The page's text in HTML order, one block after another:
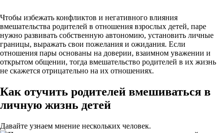
Чтобы избежать конфликтов и негативного влияния
вмешательства родителей в отношения взрослых детей, паре
нужно развивать собственную автономию, установить личные
границы, выражать свои пожелания и ожидания. Если
отношения пары основаны на доверии, взаимном уважении и
открытом общении, тогда вмешательство родителей в их жизнь
не скажется отрицательно на их отношениях.
Как отучить родителей вмешиваться в
личную жизнь детей
Давайте узнаем мнение нескольких человек.